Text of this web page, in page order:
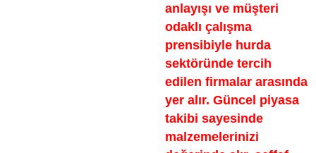
anlayışı ve müşteri
odaklı çalışma
prensibiyle hurda
sektöründe tercih
edilen firmalar arasında
yer alır. Güncel piyasa
takibi sayesinde
malzemelerinizi